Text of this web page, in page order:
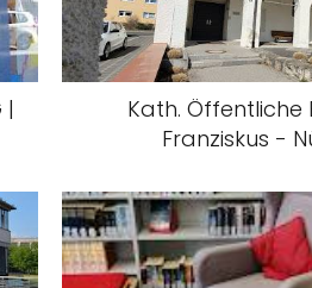
|
Kath. Öffentliche
Franziskus -